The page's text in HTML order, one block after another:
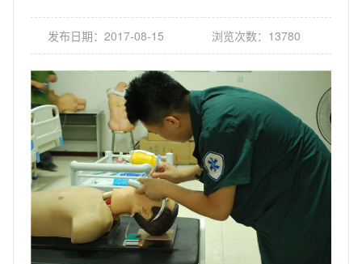
发布日期：2017-08-15 浏览次数：13780